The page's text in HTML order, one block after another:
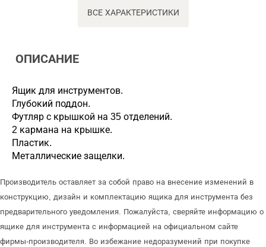
ВСЕ ХАРАКТЕРИСТИКИ
ОПИСАНИЕ
Ящик для инструментов.
Глубокий поддон.
Футляр с крышкой на 35 отделений.
2 кармана на крышке.
Пластик.
Металлические защелки.
Производитель оставляет за собой право на внесение изменений в
конструкцию, дизайн и комплектацию ящика для инструмента без
предварительного уведомления. Пожалуйста, сверяйте информацию о
ящике для инструмента с информацией на официальном сайте
фирмы-производителя. Во избежание недоразумений при покупке